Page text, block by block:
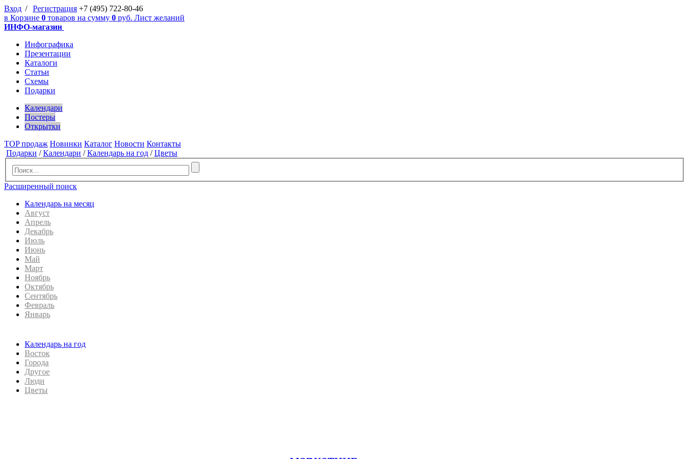
Вход / Регистрация +7 (495) 722-80-46
в Корзине 0 товаров на сумму 0 руб. Лист желаний
ИНФО-магазин
Инфографика
Презентации
Каталоги
Статьи
Схемы
Подарки
Календари
Постеры
Открытки
TOP продаж Новинки Каталог Новости Контакты
Подарки / Календари / Календарь на год / Цветы
Расширенный поиск
Календарь на месяц
Август
Апрель
Декабрь
Июль
Июнь
Май
Март
Ноябрь
Октябрь
Сентябрь
Февраль
Январь
Календарь на год
Восток
Города
Другое
Люди
Цветы